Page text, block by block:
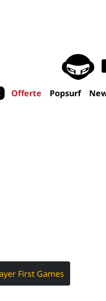
Offerte Popsurf
First Games